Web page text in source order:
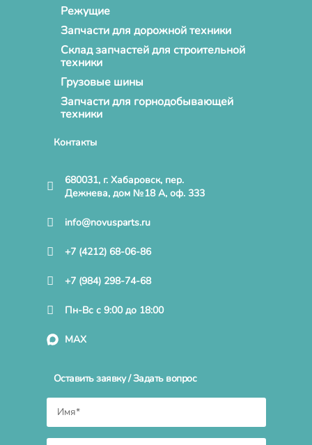
Режущие
Запчасти для дорожной техники
Склад запчастей для строительной
техники
Грузовые шины
Запчасти для горнодобывающей
техники
Контакты
680031, г. Хабаровск, пер.
Дежнева, дом №18 А, оф. 333
info@novusparts.ru
+7 (4212) 68-06-86
+7 (984) 298-74-68
Пн-Вс с 9:00 до 18:00
MAX
Оставить заявку / Задать вопрос